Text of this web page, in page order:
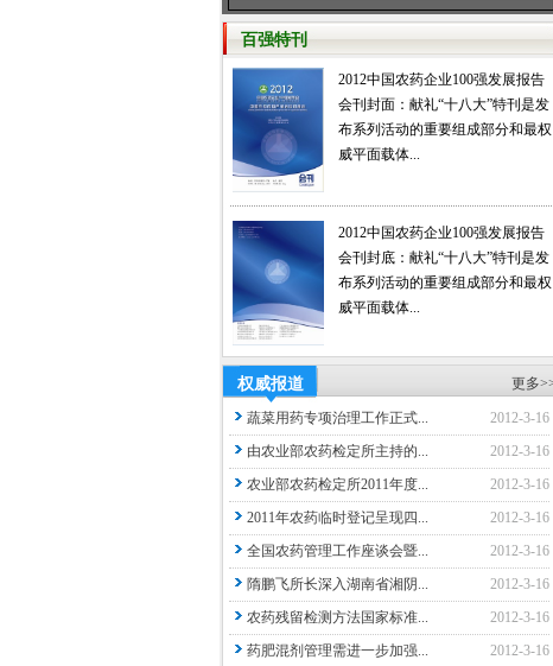
百强特刊
2012中国农药企业100强发展报告
会刊封面：献礼“十八大”特刊是发
布系列活动的重要组成部分和最权
威平面载体...
2012中国农药企业100强发展报告
会刊封底：献礼“十八大”特刊是发
布系列活动的重要组成部分和最权
威平面载体...
权威报道 更多
蔬菜用药专项治理工作正式...
2012-3-16
由农业部农药检定所主持的...
2012-3-16
农业部农药检定所2011年度...
2012-3-16
2011年农药临时登记呈现四...
2012-3-16
全国农药管理工作座谈会暨...
2012-3-16
隋鹏飞所长深入湖南省湘阴...
2012-3-16
农药残留检测方法国家标准...
2012-3-16
药肥混剂管理需进一步加强...
2012-3-16